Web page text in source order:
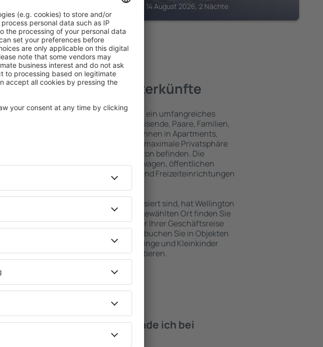
Wellington, 14 August 2026, 2 Nächte
in Wellington
– beste Unterkünfte
Unterkünfte in Wellington umfassen ein umfangreiches
Angebot von vielen Objekten für Alleinreisende, Paare, Familien,
Senioren und Gruppen. Die Besucher können in Apartments,
Hotels und Pensionen übernachten, die maximale Privatsphäre
bieten und sich im Zentrum von Wellington befinden. Die
wie die Nähe zu Mietwagen, öffentlichen
Verkehrsmitteln, Geschäften, Service- und Freizeiteinrichtungen
sind die Garantie einer guten Erholung.
Wenn Sie an Luxusunterkünften interessiert sind, hat Wellington
ein breites Angebot für Sie. An dem ausgewählten Ort finden Sie
was Sie während Ihres Urlaubs oder Ihrer Geschäftsreise
benötigen. Die Unterkunft in Wellington buchen Sie in Objekten
mit Einrichtungen für Behinderte, Säuglinge und Kleinkinder
für Reisende zusammen mit Haustieren.
Annehmlichkeiten finde ich bei
Unterkünften in Wellington?